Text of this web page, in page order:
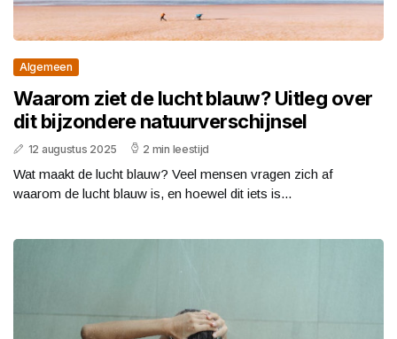
Algemeen
Waarom ziet de lucht blauw? Uitleg over
dit bijzondere natuurverschijnsel
12 augustus 2025 2 min leestijd
Wat maakt de lucht blauw? Veel mensen vragen zich af
waarom de lucht blauw is, en hoewel dit iets is...